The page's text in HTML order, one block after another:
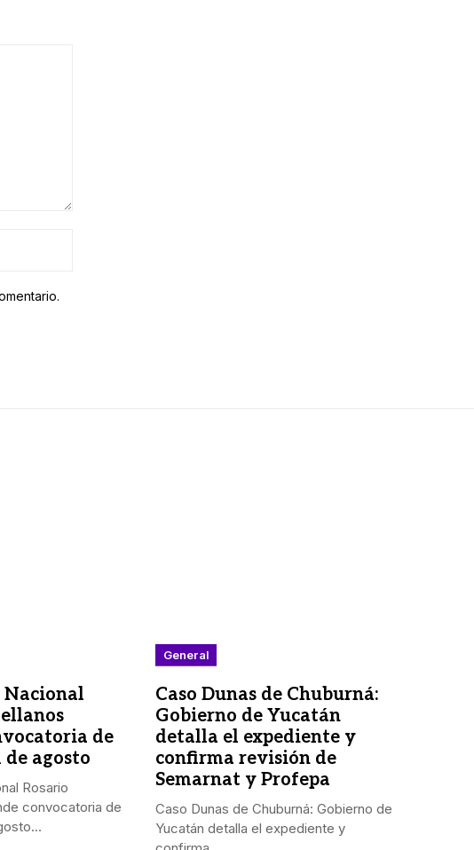
de
de agosto
Rosario
convocatoria de
General
Caso Dunas de Chuburná:
Gobierno de Yucatán
detalla el expediente y
confirma revisión de
Semarnat y Profepa
Caso Dunas de Chuburná: Gobierno de
Yucatán detalla el expediente y